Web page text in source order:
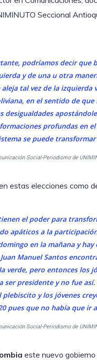
Seccional
podríamos decir que
y de una u otra
tal vez de la izquierda
en el sentido de
desigualdades
profundas en
se puede transformar
Social-Periodismo de
estas elecciones como
el poder para
apáticos a la
en la mañana y hay
Manuel Santos
verde, pero entonces los
ser presidente y no fue
y los jóvenes
pues que no había que ir
Social-Periodismo de
este nuevo